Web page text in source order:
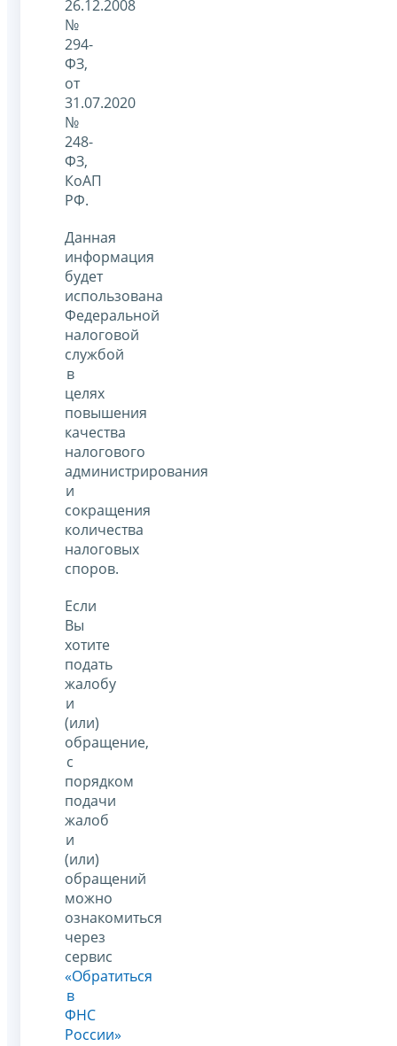
26.12.2008
№
294-
ФЗ,
от
31.07.2020
№
248-
ФЗ,
КоАП
РФ.
Данная
информация
будет
использована
Федеральной
налоговой
службой
в
целях
повышения
качества
налогового
администрирования
и
сокращения
количества
налоговых
споров.
Если
Вы
хотите
подать
жалобу
и
(или)
обращение,
с
порядком
подачи
жалоб
и
(или)
обращений
можно
ознакомиться
через
сервис
«Обратиться
в
ФНС
России»